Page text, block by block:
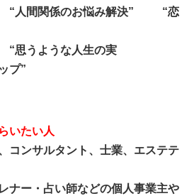
人間関係のお悩み解決” “恋
うような人生の実
プ”
いたい人
コンサルタント、士業、エステテ
ナー・占い師などの個人事業主や